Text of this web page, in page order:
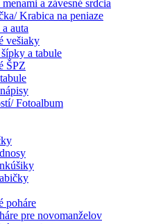
a závesné srdcia
Krabica na peniaze
auta
vešiaky
a tabule
ŠPZ
Fotoalbum
poháre
pre novomanželov